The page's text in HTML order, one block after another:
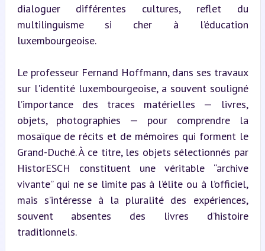
dialoguer différentes cultures, reflet du
multilinguisme si cher à l’éducation
luxembourgeoise.
Le professeur Fernand Hoffmann, dans ses travaux
sur l'identité luxembourgeoise, a souvent souligné
l’importance des traces matérielles — livres,
objets, photographies — pour comprendre la
mosaïque de récits et de mémoires qui forment le
Grand-Duché. À ce titre, les objets sélectionnés par
HistorESCH constituent une véritable “archive
vivante” qui ne se limite pas à l’élite ou à l’officiel,
mais s’intéresse à la pluralité des expériences,
souvent absentes des livres d’histoire
traditionnels.